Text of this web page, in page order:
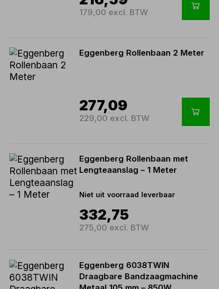
179,00 excl. BTW
Eggenberg Rollenbaan 2 Meter
277,09
229,00 excl. BTW
Eggenberg Rollenbaan met
Lengteaanslag – 1 Meter
Niet uit voorraad leverbaar
332,75
275,00 excl. BTW
Eggenberg 6038TWIN
Draagbare Bandzaagmachine